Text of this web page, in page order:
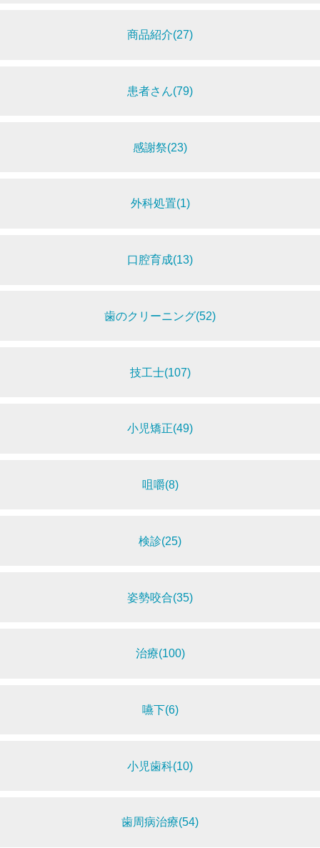
商品紹介(27)
患者さん(79)
感謝祭(23)
外科処置(1)
口腔育成(13)
歯のクリーニング(52)
技工士(107)
小児矯正(49)
咀嚼(8)
検診(25)
姿勢咬合(35)
治療(100)
嚥下(6)
小児歯科(10)
歯周病治療(54)